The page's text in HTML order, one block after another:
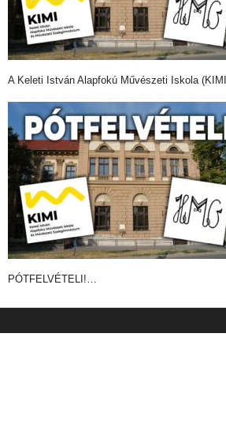
A Keleti István Alapfokú Művészeti Iskola
PÓTFELVÉTELI!…